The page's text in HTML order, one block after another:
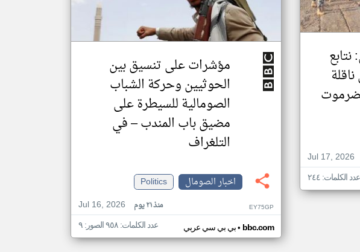
Jul 17, 2026
عدد الكلمات: ٢٤٤
مؤشرات على تنسيق بين
الحوثيين وحركة الشباب
الصومالية للسيطرة على
مضيق باب المندب – في
التلغراف
اخبار الصومال
Politics
Jul 16, 2026
منذ ٢١ يوم EY75GP
بي بي سي عربي• bbc.com عدد الكلمات: ٩٥٨ الصور: ٩